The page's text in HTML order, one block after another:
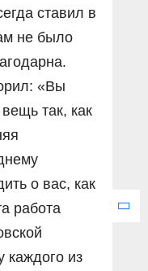
ставил в
не было
«Вы
так, как
о вас, как
работа
каждого из